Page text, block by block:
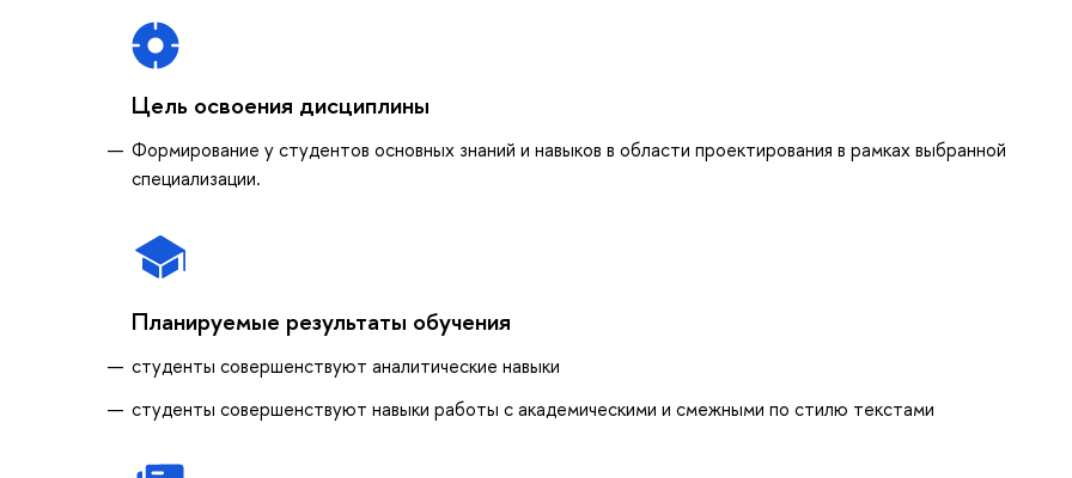
Цель освоения дисциплины
Формирование у студентов основных знаний и навыков в области проектирования в рамках выбранной
специализации.
Планируемые результаты обучения
студенты совершенствуют аналитические навыки
студенты совершенствуют навыки работы с академическими и смежными по стилю текстами